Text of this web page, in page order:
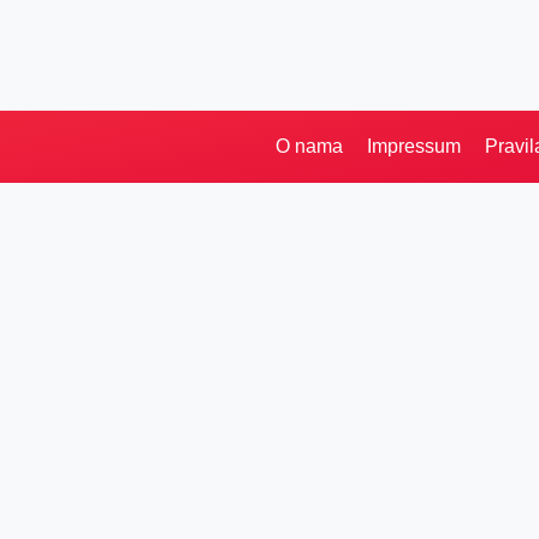
O nama Impressum